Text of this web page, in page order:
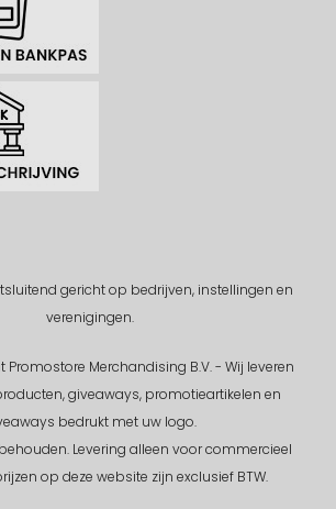
gericht op bedrijven, instellingen en
verenigingen.
Merchandising B.V. - Wij leveren
giveaways, promotieartikelen en
bedrukt met uw logo.
Levering alleen voor commercieel
op deze website zijn exclusief BTW.